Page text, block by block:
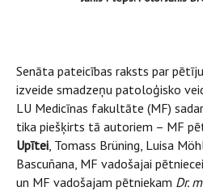
Senāta pateicības raksts par
izveide smadzeņu patoloģisko
LU Medicīnas fakultāte (MF)
tika piešķirts tā autoriem – MF
Upītei, Tomass Brüning, Luisa
Bascuñana, MF vadošajai pētniecei
un MF vadošajam pētniekam Dr.